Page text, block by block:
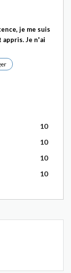
je me suis
Je n'ai
10
10
10
10